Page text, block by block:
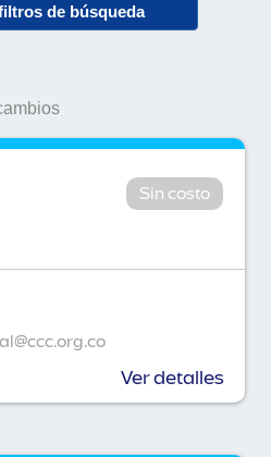
de búsqueda
Sin costo
Ver detalles